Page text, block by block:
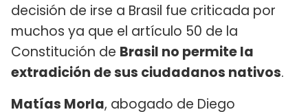
decisión de irse a Brasil fue criticada por
muchos ya que el artículo 50 de la
Constitución de Brasil no permite la
extradición de sus ciudadanos nativos.
Matías Morla, abogado de Diego